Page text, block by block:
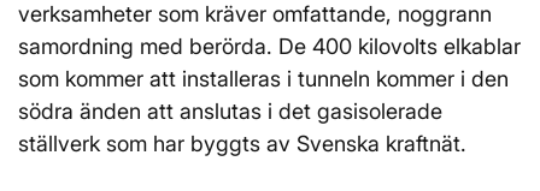
verksamheter som kräver omfattande, noggrann
samordning med berörda. De 400 kilovolts elkablar
som kommer att installeras i tunneln kommer i den
södra änden att anslutas i det gasisolerade
ställverk som har byggts av Svenska kraftnät.